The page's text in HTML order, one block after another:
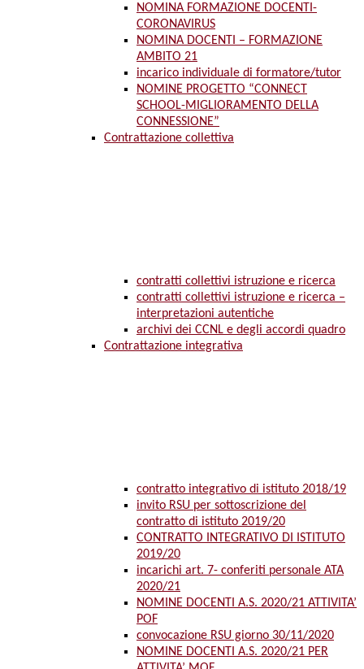
NOMINA FORMAZIONE DOCENTI-
CORONAVIRUS
NOMINA DOCENTI – FORMAZIONE
AMBITO 21
incarico individuale di formatore/tutor
NOMINE PROGETTO “CONNECT
SCHOOL-MIGLIORAMENTO DELLA
CONNESSIONE”
Contrattazione collettiva
contratti collettivi istruzione e ricerca
contratti collettivi istruzione e ricerca –
interpretazioni autentiche
archivi dei CCNL e degli accordi quadro
Contrattazione integrativa
contratto integrativo di istituto 2018/19
invito RSU per sottoscrizione del
contratto di istituto 2019/20
CONTRATTO INTEGRATIVO DI ISTITUTO
2019/20
incarichi art. 7- conferiti personale ATA
2020/21
NOMINE DOCENTI A.S. 2020/21 ATTIVITA’
POF
convocazione RSU giorno 30/11/2020
NOMINE DOCENTI A.S. 2020/21 PER